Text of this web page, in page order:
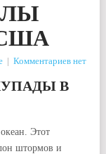
| Комментариев нет
В
Этот
штормов и